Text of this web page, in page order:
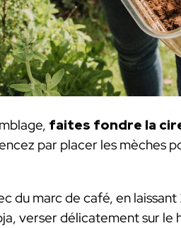
faites fondre la
par placer les mèches
du marc de café, en
verser délicatement sur le